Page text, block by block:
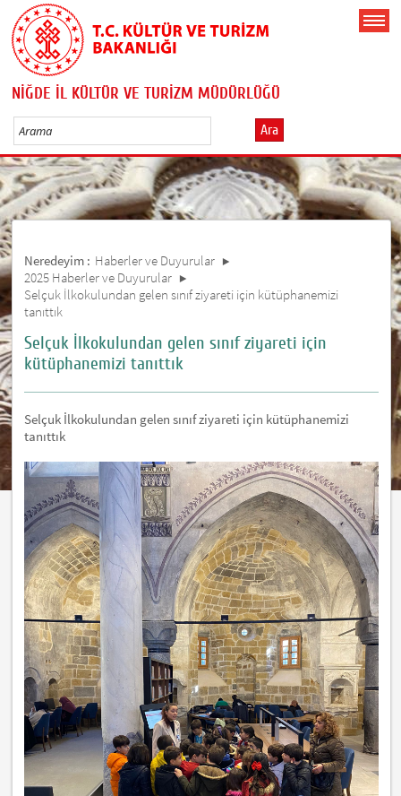
NİĞDE İL KÜLTÜR VE TURİZM MÜDÜRLÜĞÜ
Ara
Neredeyim : Haberler ve Duyurular
2025 Haberler ve Duyurular
Selçuk İlkokulundan gelen sınıf ziyareti için kütüphanemizi
tanıttık
Selçuk İlkokulundan gelen sınıf ziyareti için
kütüphanemizi tanıttık
Selçuk İlkokulundan gelen sınıf ziyareti için kütüphanemizi
tanıttık